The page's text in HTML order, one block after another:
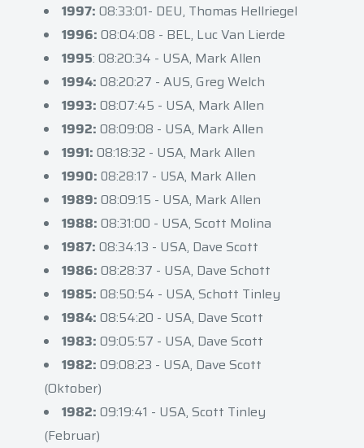
1997: 08:33:01- DEU, Thomas Hellriegel
1996: 08:04:08 - BEL, Luc Van Lierde
1995: 08:20:34 - USA, Mark Allen
1994: 08:20:27 - AUS, Greg Welch
1993: 08:07:45 - USA, Mark Allen
1992: 08:09:08 - USA, Mark Allen
1991: 08:18:32 - USA, Mark Allen
1990: 08:28:17 - USA, Mark Allen
1989: 08:09:15 - USA, Mark Allen
1988: 08:31:00 - USA, Scott Molina
1987: 08:34:13 - USA, Dave Scott
1986: 08:28:37 - USA, Dave Schott
1985: 08:50:54 - USA, Schott Tinley
1984: 08:54:20 - USA, Dave Scott
1983: 09:05:57 - USA, Dave Scott
1982: 09:08:23 - USA, Dave Scott
(Oktober)
1982: 09:19:41 - USA, Scott Tinley
(Februar)